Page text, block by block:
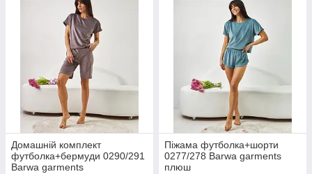
Домашній комплект
футболка+бермуди 0290/291
Barwa garments
Піжама футболка+шорти
0277/278 Barwa garments
плюш